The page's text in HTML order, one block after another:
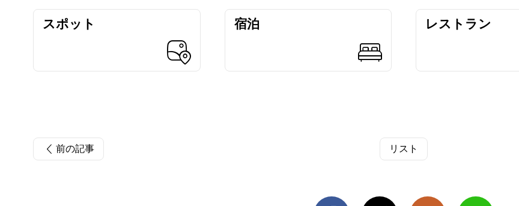
スポット 宿泊 レストラン
前の記事 リスト